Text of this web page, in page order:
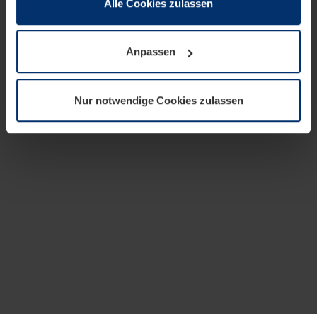
wenn diese für den Betrieb dieser Seite unbedingt
notwendig sind. Für alle anderen Cookie-Typen benötigen
wir Ihre Erlaubnis. Ihre Einwilligung können Sie jederzeit
Datenschutzerklärungunserer Website ändern oder
widerrufen.
Alle Cookies zulassen
Anpassen
Nur notwendige Cookies zulassen